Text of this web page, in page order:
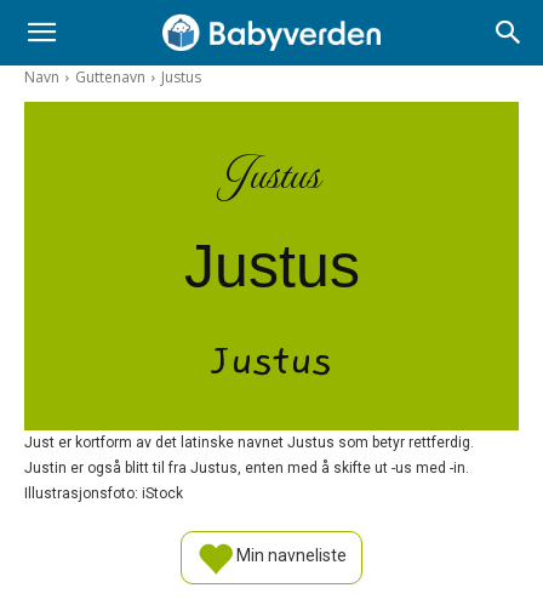
Navn Guttenavn Justus
Justus
Justus
Justus
Just er kortform av det latinske navnet Justus som betyr rettferdig.
Justin er også blitt til fra Justus, enten med å skifte ut -us med -in.
Illustrasjonsfoto: iStock
Min navneliste